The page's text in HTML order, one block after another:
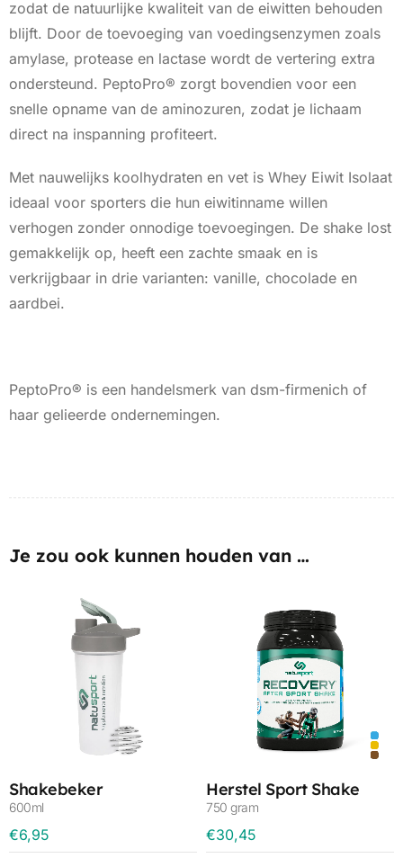
zodat de natuurlijke kwaliteit van de eiwitten behouden
blijft. Door de toevoeging van voedingsenzymen zoals
amylase, protease en lactase wordt de vertering extra
ondersteund. PeptoPro® zorgt bovendien voor een
snelle opname van de aminozuren, zodat je lichaam
direct na inspanning profiteert.
Met nauwelijks koolhydraten en vet is Whey Eiwit Isolaat
ideaal voor sporters die hun eiwitinname willen
verhogen zonder onnodige toevoegingen. De shake lost
gemakkelijk op, heeft een zachte smaak en is
verkrijgbaar in drie varianten: vanille, chocolade en
aardbei.
PeptoPro® is een handelsmerk van dsm-firmenich of
haar gelieerde ondernemingen.
Je zou ook kunnen houden van …
Shakebeker
600ml
€6,95
Herstel Sport Shake
750 gram
€30,45